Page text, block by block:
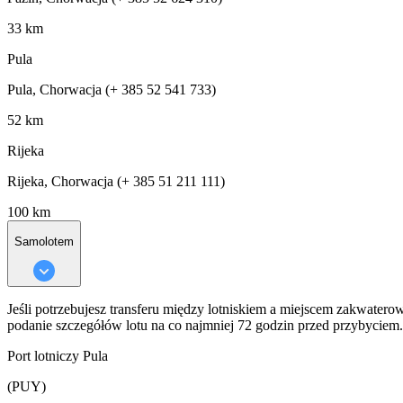
33 km
Pula
Pula, Chorwacja (+ 385 52 541 733)
52 km
Rijeka
Rijeka, Chorwacja (+ 385 51 211 111)
100 km
Samolotem
Jeśli potrzebujesz transferu między lotniskiem a miejscem
podanie szczegółów lotu na co najmniej 72 godzin przed przybyciem.
Port lotniczy Pula
(PUY)